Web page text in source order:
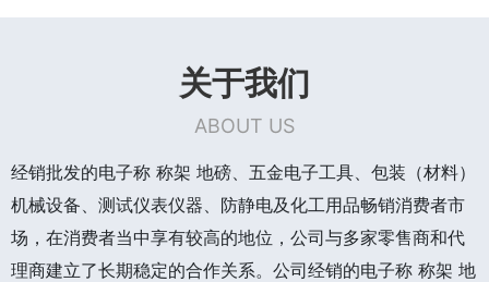
关于我们
ABOUT US
经销批发的电子称 称架 地磅、五金电子工具、包装（材料）
机械设备、测试仪表仪器、防静电及化工用品畅销消费者市
场，在消费者当中享有较高的地位，公司与多家零售商和代
理商建立了长期稳定的合作关系。公司经销的电子称 称架 地